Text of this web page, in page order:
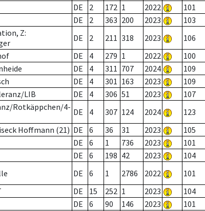
DE 2 172 1 2022 101
DE 2 363 200 2023 103
Z:
DE 2 211 318 2023 106
DE 4 279 1 2022 100
DE 4 311 707 2024 109
DE 4 301 163 2023 109
LIB DE 4 306 51 2023 107
Rotkäppchen/4- DE 4 307 124 2024 123
Hoffmann (21) DE 6 36 31 2023 105
DE 6 1 736 2023 101
DE 6 198 42 2023 104
DE 6 1 2786 2022 101
DE 15 252 1 2023 104
DE 6 90 146 2023 101